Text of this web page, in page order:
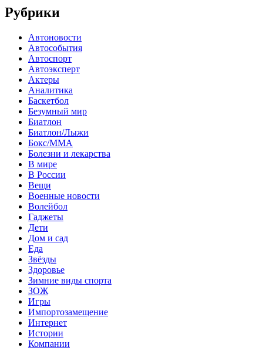
Рубрики
Автоновости
Автособытия
Автоспорт
Автоэксперт
Актеры
Аналитика
Баскетбол
Безумный мир
Биатлон
Биатлон/Лыжи
Бокс/MMA
Болезни и лекарства
В мире
В России
Вещи
Военные новости
Волейбол
Гаджеты
Дети
Дом и сад
Еда
Звёзды
Здоровье
Зимние виды спорта
ЗОЖ
Игры
Импортозамещение
Интернет
Истории
Компании